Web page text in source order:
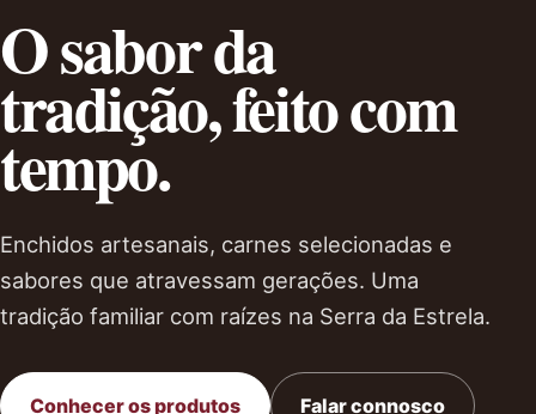
O sabor da
tradição, feito com
tempo.
Enchidos artesanais, carnes selecionadas e
sabores que atravessam gerações. Uma
tradição familiar com raízes na Serra da Estrela.
Conhecer os produtos Falar connosco